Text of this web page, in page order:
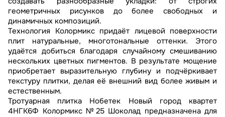
геометричных рисунков до более свободных и
динамичных композиций.
Технология Колормикс придаёт лицевой поверхности
плит натуральные, многотональные оттенки. Этого
удаётся добиться благодаря случайному смешиванию
нескольких цветных пигментов. В результате мощение
приобретает выразительную глубину и подчёркивает
текстуру плитки, делая её внешний вид более живым и
естественным.
Тротуарная плитка Нобетек Новый город квартет
4НГК6Ф Колормикс №25 Шоколад предназначена для